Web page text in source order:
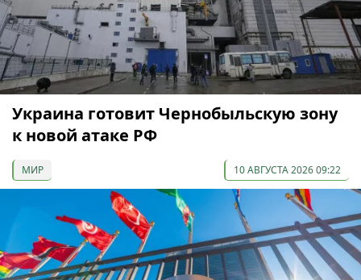
Украина готовит Чернобыльскую зону
к новой атаке РФ
МИР 10 АВГУСТА 2026 09:22